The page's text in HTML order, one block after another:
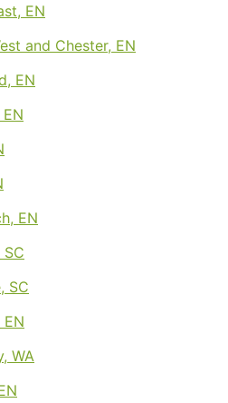
EN
and Chester, EN
EN
EN
SC
WA